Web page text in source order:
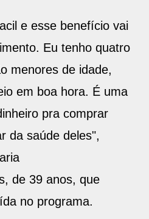
e esse benefício vai
Eu tenho quatro
menores de idade,
em boa hora. É uma
pra comprar
da saúde deles",
de 39 anos, que
no programa.